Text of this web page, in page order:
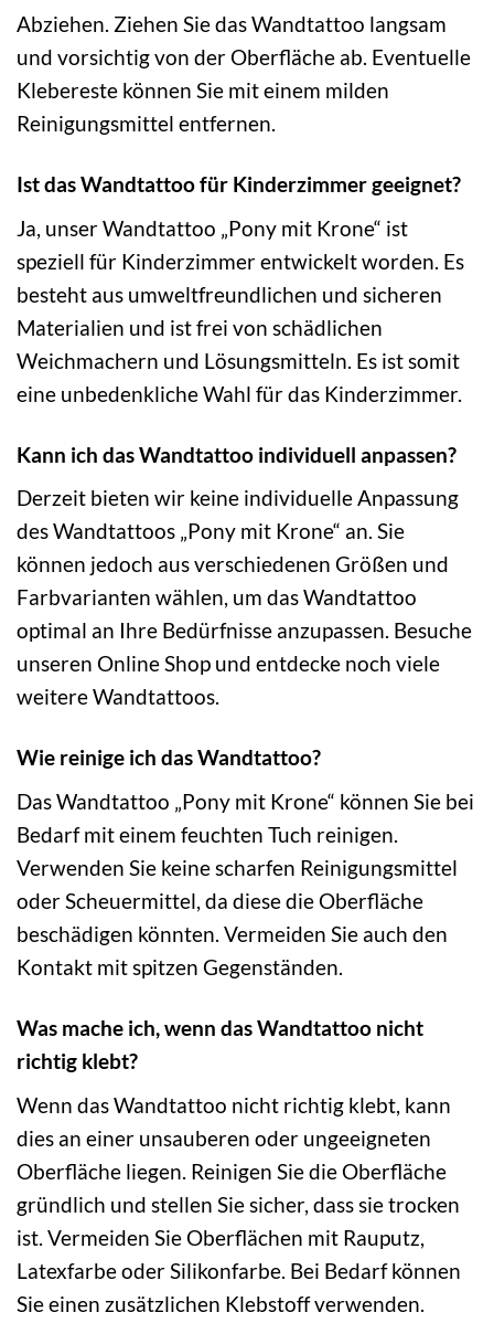
Abziehen. Ziehen Sie das Wandtattoo langsam
und vorsichtig von der Oberfläche ab. Eventuelle
Klebereste können Sie mit einem milden
Reinigungsmittel entfernen.
Ist das Wandtattoo für Kinderzimmer geeignet?
Ja, unser Wandtattoo „Pony mit Krone“ ist
speziell für Kinderzimmer entwickelt worden. Es
besteht aus umweltfreundlichen und sicheren
Materialien und ist frei von schädlichen
Weichmachern und Lösungsmitteln. Es ist somit
eine unbedenkliche Wahl für das Kinderzimmer.
Kann ich das Wandtattoo individuell anpassen?
Derzeit bieten wir keine individuelle Anpassung
des Wandtattoos „Pony mit Krone“ an. Sie
können jedoch aus verschiedenen Größen und
Farbvarianten wählen, um das Wandtattoo
optimal an Ihre Bedürfnisse anzupassen. Besuche
unseren Online Shop und entdecke noch viele
weitere Wandtattoos.
Wie reinige ich das Wandtattoo?
Das Wandtattoo „Pony mit Krone“ können Sie bei
Bedarf mit einem feuchten Tuch reinigen.
Verwenden Sie keine scharfen Reinigungsmittel
oder Scheuermittel, da diese die Oberfläche
beschädigen könnten. Vermeiden Sie auch den
Kontakt mit spitzen Gegenständen.
Was mache ich, wenn das Wandtattoo nicht
richtig klebt?
Wenn das Wandtattoo nicht richtig klebt, kann
dies an einer unsauberen oder ungeeigneten
Oberfläche liegen. Reinigen Sie die Oberfläche
gründlich und stellen Sie sicher, dass sie trocken
ist. Vermeiden Sie Oberflächen mit Rauputz,
Latexfarbe oder Silikonfarbe. Bei Bedarf können
Sie einen zusätzlichen Klebstoff verwenden.